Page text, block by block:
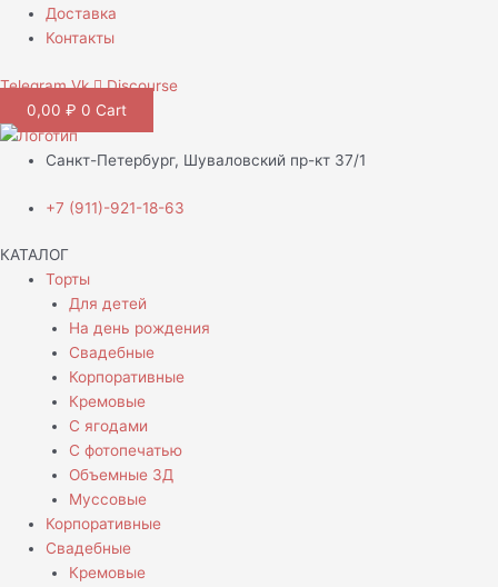
Доставка
Контакты
Telegram Vk
Discourse
0,00 ₽ 0 Cart
Санкт-Петербург, Шуваловский пр-кт 37/1
+7 (911)-921-18-63
КАТАЛОГ
Торты
Для детей
На день рождения
Свадебные
Корпоративные
Кремовые
С ягодами
С фотопечатью
Объемные 3Д
Муссовые
Корпоративные
Свадебные
Кремовые